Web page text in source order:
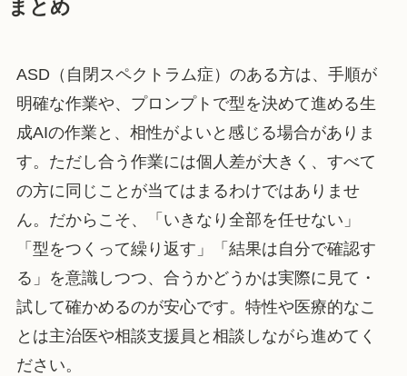
まとめ
ASD（自閉スペクトラム症）のある方は、手順が
明確な作業や、プロンプトで型を決めて進める生
成AIの作業と、相性がよいと感じる場合がありま
す。ただし合う作業には個人差が大きく、すべて
の方に同じことが当てはまるわけではありませ
ん。だからこそ、「いきなり全部を任せない」
「型をつくって繰り返す」「結果は自分で確認す
る」を意識しつつ、合うかどうかは実際に見て・
試して確かめるのが安心です。特性や医療的なこ
とは主治医や相談支援員と相談しながら進めてく
ださい。